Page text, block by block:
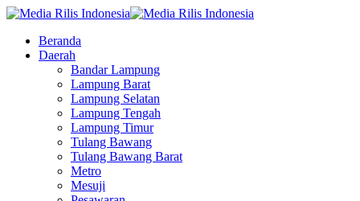
Beranda
Daerah
Bandar Lampung
Lampung Barat
Lampung Selatan
Lampung Tengah
Lampung Timur
Tulang Bawang
Tulang Bawang Barat
Metro
Mesuji